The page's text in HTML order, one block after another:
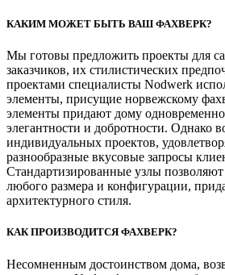
КАКИМ МОЖЕТ БЫТЬ ВАШ ФАХВЕРК?
Мы готовы предложить проекты для
заказчиков, их стилистических
проектами специалисты Nodwerk
элементы, присущие норвежскому
элементы придают дому
элегантности и добротности. Однако
индивидуальных проектов,
разнообразные вкусовые запросы
Стандартизированные узлы
любого размера и конфигурации,
архитектурного стиля.
КАК ПРОИЗВОДИТСЯ ФАХВЕРК?
Несомненным достоинством дома,